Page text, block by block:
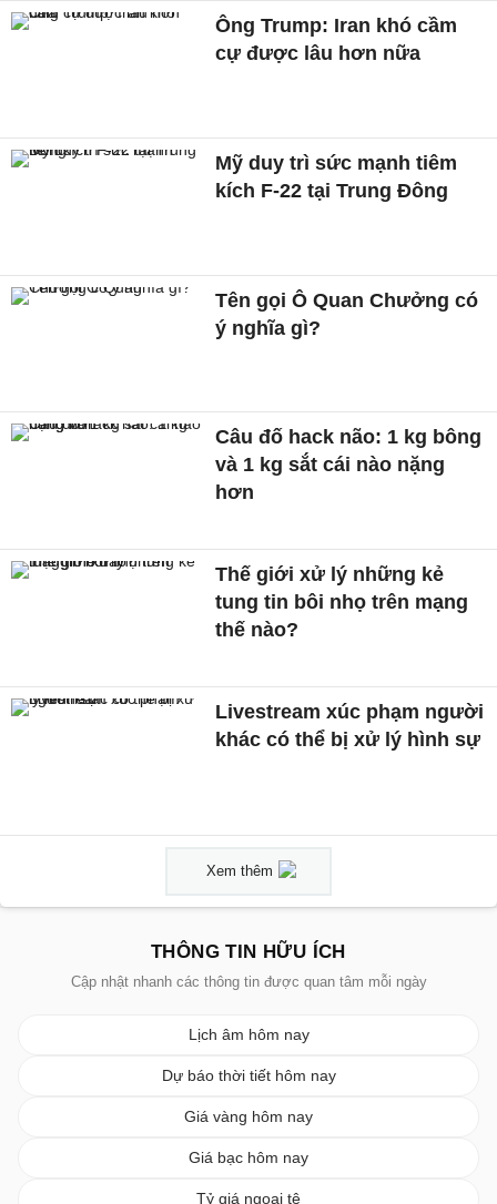
Ông Trump: Iran khó cầm
cự được lâu hơn nữa
Mỹ duy trì sức mạnh tiêm
kích F-22 tại Trung Đông
Tên gọi Ô Quan Chưởng có
ý nghĩa gì?
Câu đố hack não: 1 kg bông
và 1 kg sắt cái nào nặng
hơn
Thế giới xử lý những kẻ
tung tin bôi nhọ trên mạng
thế nào?
Livestream xúc phạm người
khác có thể bị xử lý hình sự
Xem thêm
THÔNG TIN HỮU ÍCH
Cập nhật nhanh các thông tin được quan tâm mỗi ngày
Lịch âm hôm nay
Dự báo thời tiết hôm nay
Giá vàng hôm nay
Giá bạc hôm nay
Tỷ giá ngoại tệ